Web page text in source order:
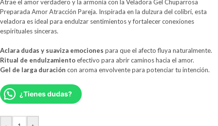
Atrae el amor verdadero y la armonía con la Veladora Gel Chuparrosa
Preparada Amor Atracción Pareja. Inspirada en la dulzura del colibrí, esta
veladora es ideal para endulzar sentimientos y fortalecer conexiones
espirituales sinceras.
Aclara dudas y suaviza emociones para que el afecto fluya naturalmente.
Ritual de endulzamientoefectivo para abrir caminos hacia el amor.
Gel de larga duración con aroma envolvente para potenciar tu intención.
¿Tienes dudas?